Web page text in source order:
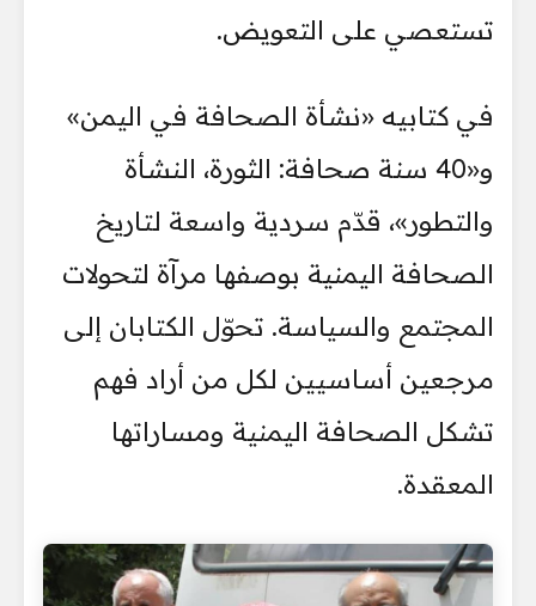
تستعصي على التعويض.
في كتابيه «نشأة الصحافة في اليمن»
و«40 سنة صحافة: الثورة، النشأة
والتطور»، قدّم سردية واسعة لتاريخ
الصحافة اليمنية بوصفها مرآة لتحولات
المجتمع والسياسة. تحوّل الكتابان إلى
مرجعين أساسيين لكل من أراد فهم
تشكل الصحافة اليمنية ومساراتها
المعقدة.